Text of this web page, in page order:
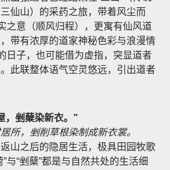
仙山）的采药之旅，带着风尘而
之意（顺风归程），更寓有仙风道
带有浓厚的道家神秘色彩与浪漫情
日子，也可能借为虚指，突显道者
此联整体语气空灵悠远，引出道者
，剉蘖染新衣。”
所，剉削草根染制成新衣裳。
山之后的隐居生活，极具田园牧歌
与“剉蘖”都是与自然共处的生活细